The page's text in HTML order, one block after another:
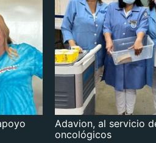
Adavion, al servicio
oncológicos